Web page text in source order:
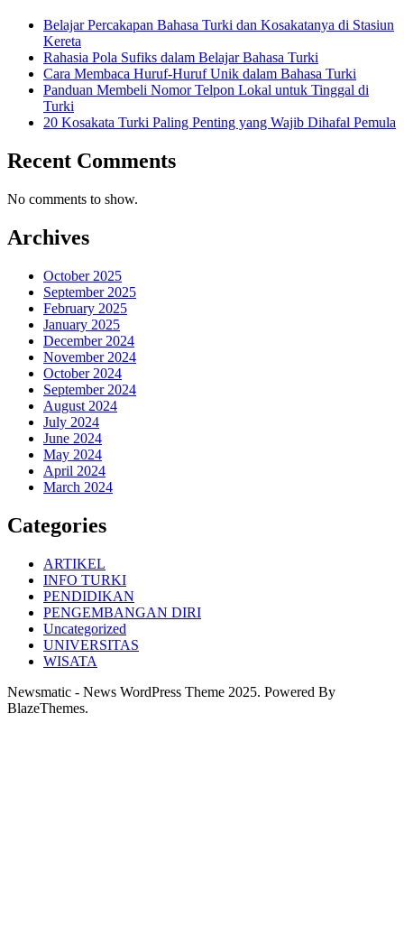
Belajar Percakapan Bahasa Turki dan Kosakatanya di Stasiun
Kereta
Rahasia Pola Sufiks dalam Belajar Bahasa Turki
Cara Membaca Huruf-Huruf Unik dalam Bahasa Turki
Panduan Membeli Nomor Telpon Lokal untuk Tinggal di
Turki
20 Kosakata Turki Paling Penting yang Wajib Dihafal Pemula
Recent Comments
No comments to show.
Archives
October 2025
September 2025
February 2025
January 2025
December 2024
November 2024
October 2024
September 2024
August 2024
July 2024
June 2024
May 2024
April 2024
March 2024
Categories
ARTIKEL
INFO TURKI
PENDIDIKAN
PENGEMBANGAN DIRI
Uncategorized
UNIVERSITAS
WISATA
Newsmatic - News WordPress Theme 2025. Powered By
BlazeThemes.